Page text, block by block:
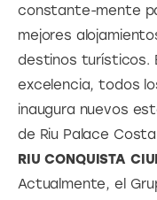
constante-mente
mejores
destinos turísticos.
excelencia, todos
inaugura nuevos
de Riu Palace Costa
RIU CONQUISTA
Actualmente, el